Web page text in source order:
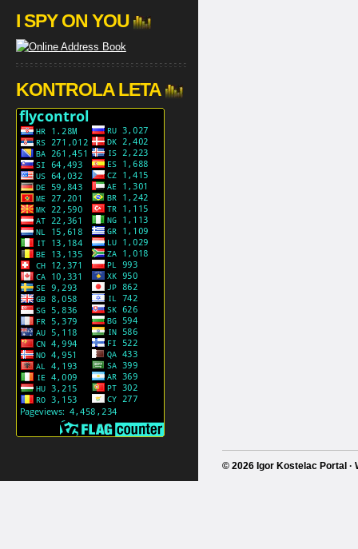
I SPY ON YOU
KONTROLA LETA
© 2026 Igor Kostelac Portal